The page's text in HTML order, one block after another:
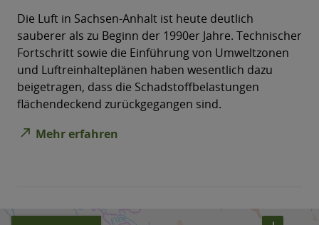
Die Luft in Sachsen-Anhalt ist heute deutlich
sauberer als zu Beginn der 1990er Jahre. Technischer
Fortschritt sowie die Einführung von Umweltzonen
und Luftreinhalteplänen haben wesentlich dazu
beigetragen, dass die Schadstoffbelastungen
flächendeckend zurückgegangen sind.
north_east Mehr erfahren